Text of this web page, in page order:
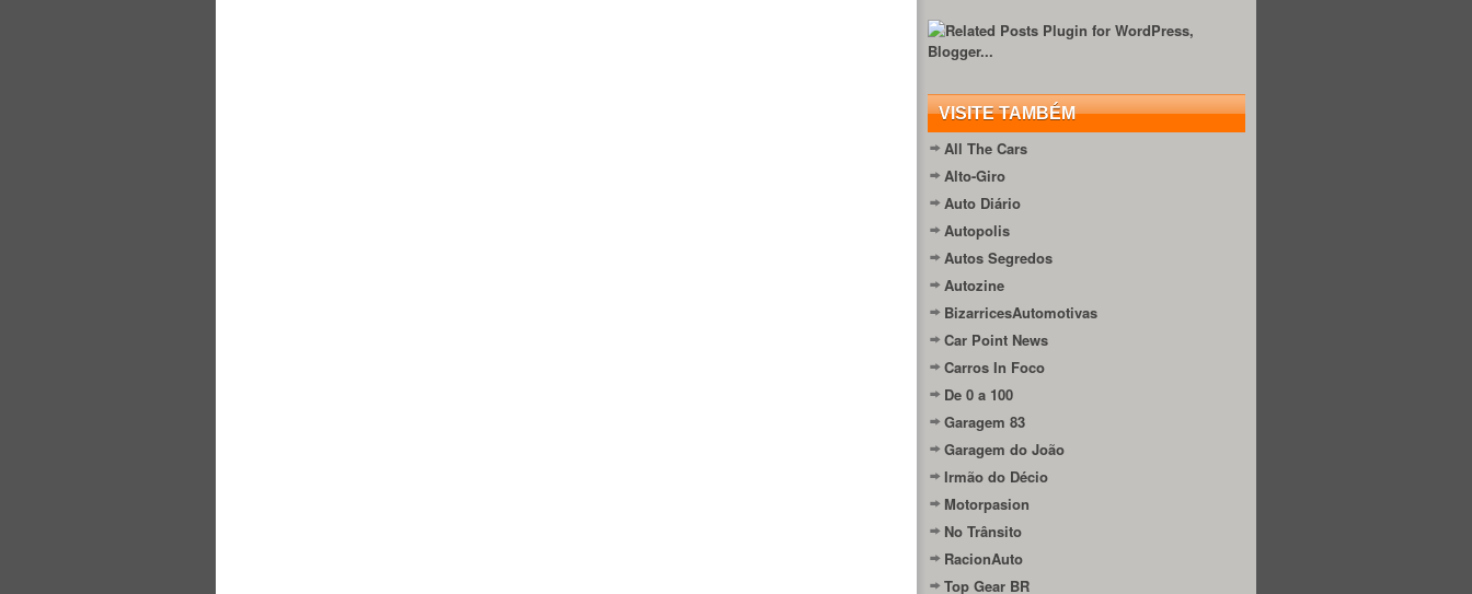
VISITE TAMBÉM
All The Cars
Alto-Giro
Auto Diário
Autopolis
Autos Segredos
Autozine
BizarricesAutomotivas
Car Point News
Carros In Foco
De 0 a 100
Garagem 83
Garagem do João
Irmão do Décio
Motorpasion
No Trânsito
RacionAuto
Top Gear BR